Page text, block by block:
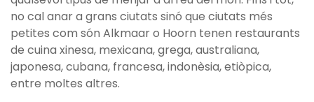
no cal anar a grans ciutats sinó que ciutats més
petites com són Alkmaar o Hoorn tenen restaurants
de cuina xinesa, mexicana, grega, australiana,
japonesa, cubana, francesa, indonèsia, etiòpica,
entre moltes altres.